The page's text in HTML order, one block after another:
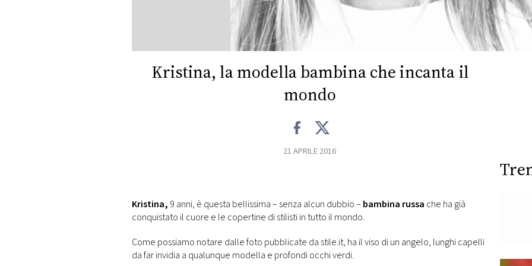
RMC
CONSIGLIA
Kristina, la modella bambina che incanta il
mondo
21 APRILE 2016
Kristina, 9 anni, è questa bellissima – senza alcun dubbio – bambina russa che ha già
conquistato il cuore e le copertine di stilisti in tutto il mondo.
Come possiamo notare dalle foto pubblicate da stile.it, ha il viso di un angelo, lunghi capelli
da far invidia a qualunque modella e profondi occhi verdi.